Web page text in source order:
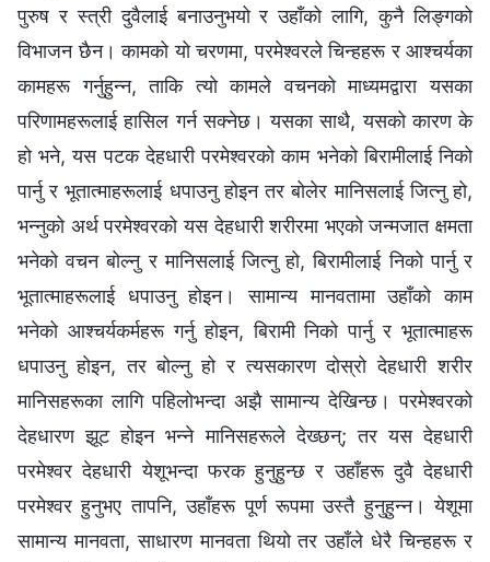
पुरुष र स्त्री दुवैलाई बनाउनुभयो र उहाँको लागि, कुनै लिङ्गको
विभाजन छैन। कामको यो चरणमा, परमेश्‍वरले चिन्हहरू र आश्चर्यका
कामहरू गर्नुहुन्न, ताकि त्यो कामले वचनको माध्यमद्वारा यसका
परिणामहरूलाई हासिल गर्न सक्‍नेछ। यसका साथै, यसको कारण के
हो भने, यस पटक देहधारी परमेश्‍वरको काम भनेको बिरामीलाई निको
पार्नु र भूतात्माहरूलाई धपाउनु होइन तर बोलेर मानिसलाई जित्नु हो,
भन्नुको अर्थ परमेश्‍वरको यस देहधारी शरीरमा भएको जन्मजात क्षमता
भनेको वचन बोल्नु र मानिसलाई जित्नु हो, बिरामीलाई निको पार्नु र
भूतात्माहरूलाई धपाउनु होइन। सामान्य मानवतामा उहाँको काम
भनेको आश्‍चर्यकर्महरू गर्नु होइन, बिरामी निको पार्नु र भूतात्माहरू
धपाउनु होइन, तर बोल्नु हो र त्यसकारण दोस्रो देहधारी शरीर
मानिसहरूका लागि पहिलोभन्दा अझै सामान्य देखिन्छ। परमेश्‍वरको
देहधारण झूट होइन भन्‍ने मानिसहरूले देख्छन्; तर यस देहधारी
परमेश्‍वर देहधारी येशूभन्दा फरक हुनुहुन्छ र उहाँहरू दुवै देहधारी
परमेश्‍वर हुनुभए तापनि, उहाँहरू पूर्ण रूपमा उस्तै हुनुहुन्न। येशूमा
सामान्य मानवता, साधारण मानवता थियो तर उहाँले धेरै चिन्हहरू र